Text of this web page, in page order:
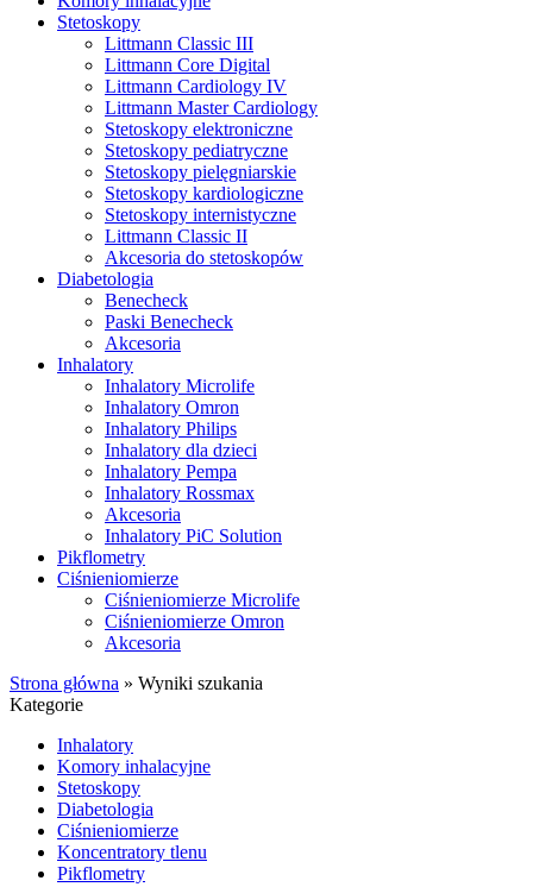
Stetoskopy
Littmann Classic III
Littmann Core Digital
Littmann Cardiology IV
Littmann Master Cardiology
Stetoskopy elektroniczne
Stetoskopy pediatryczne
Stetoskopy pielęgniarskie
Stetoskopy kardiologiczne
Stetoskopy internistyczne
Littmann Classic II
Akcesoria do stetoskopów
Diabetologia
Benecheck
Paski Benecheck
Akcesoria
Inhalatory
Inhalatory Microlife
Inhalatory Omron
Inhalatory Philips
Inhalatory dla dzieci
Inhalatory Pempa
Inhalatory Rossmax
Akcesoria
Inhalatory PiC Solution
Pikflometry
Ciśnieniomierze
Ciśnieniomierze Microlife
Ciśnieniomierze Omron
Akcesoria
Strona główna » Wyniki szukania
Kategorie
Inhalatory
Komory inhalacyjne
Stetoskopy
Diabetologia
Ciśnieniomierze
Koncentratory tlenu
Pikflometry